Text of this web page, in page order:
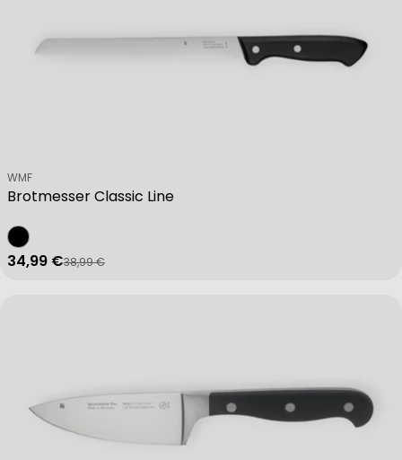
Brotmesser Classic Line
Verkäufer:
WMF
Verkaufspreis
34,99 €
Regulärer Preis
38,99 €